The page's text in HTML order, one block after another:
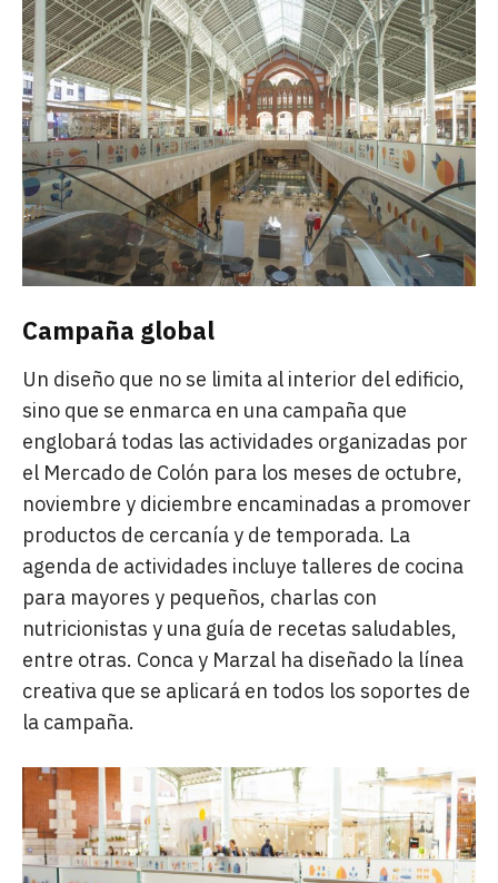
Campaña global
Un diseño que no se limita al interior del edificio,
sino que se enmarca en una campaña que
englobará todas las actividades organizadas por
el Mercado de Colón para los meses de octubre,
noviembre y diciembre encaminadas a promover
productos de cercanía y de temporada. La
agenda de actividades incluye talleres de cocina
para mayores y pequeños, charlas con
nutricionistas y una guía de recetas saludables,
entre otras. Conca y Marzal ha diseñado la línea
creativa que se aplicará en todos los soportes de
la campaña.